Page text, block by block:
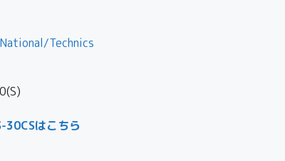
National/Technics
30CSはこちら